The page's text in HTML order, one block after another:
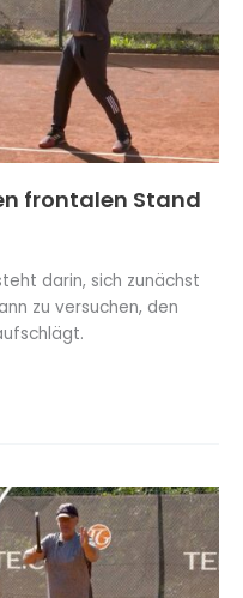
frontalen Stand
darin, sich zunächst
zu versuchen, den